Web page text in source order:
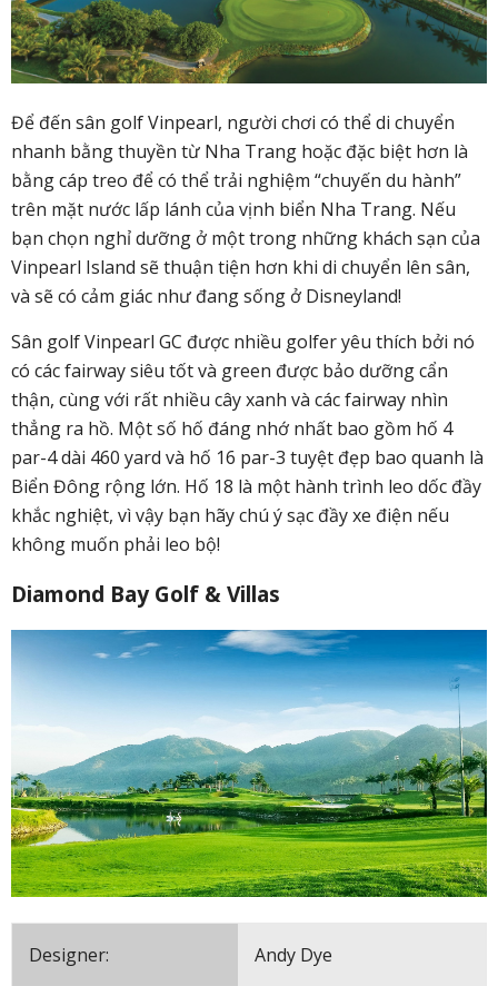
Để đến sân golf Vinpearl, người chơi có thể di chuyển
nhanh bằng thuyền từ Nha Trang hoặc đặc biệt hơn là
bằng cáp treo để có thể trải nghiệm “chuyến du hành”
trên mặt nước lấp lánh của vịnh biển Nha Trang. Nếu
bạn chọn nghỉ dưỡng ở một trong những khách sạn của
Vinpearl Island sẽ thuận tiện hơn khi di chuyển lên sân,
và sẽ có cảm giác như đang sống ở Disneyland!
Sân golf Vinpearl GC được nhiều golfer yêu thích bởi nó
có các fairway siêu tốt và green được bảo dưỡng cẩn
thận, cùng với rất nhiều cây xanh và các fairway nhìn
thẳng ra hồ. Một số hố đáng nhớ nhất bao gồm hố 4
par-4 dài 460 yard và hố 16 par-3 tuyệt đẹp bao quanh là
Biển Đông rộng lớn. Hố 18 là một hành trình leo dốc đầy
khắc nghiệt, vì vậy bạn hãy chú ý sạc đầy xe điện nếu
không muốn phải leo bộ!
Diamond Bay Golf & Villas
Designer: Andy Dye